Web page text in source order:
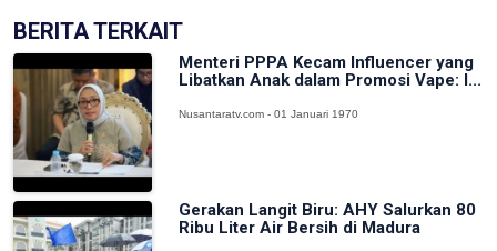
BERITA TERKAIT
Menteri PPPA Kecam Influencer yang
Libatkan Anak dalam Promosi Vape: I...
Nusantaratv.com - 01 Januari 1970
Gerakan Langit Biru: AHY Salurkan 80
Ribu Liter Air Bersih di Madura